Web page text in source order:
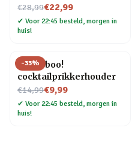
€28,99
Nu voor€22,99
✔ Voor 22:45 besteld, morgen in
huis!
-33%
Pick a boo!
cocktailprikkerhouder
€14,99
Nu voor€9,99
✔ Voor 22:45 besteld, morgen in
huis!